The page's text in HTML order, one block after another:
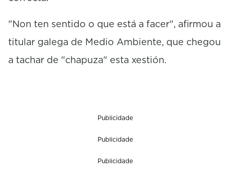
"Non ten sentido o que está a facer", afirmou a
titular galega de Medio Ambiente, que chegou
a tachar de "chapuza" esta xestión.
Publicidade
Publicidade
Publicidade